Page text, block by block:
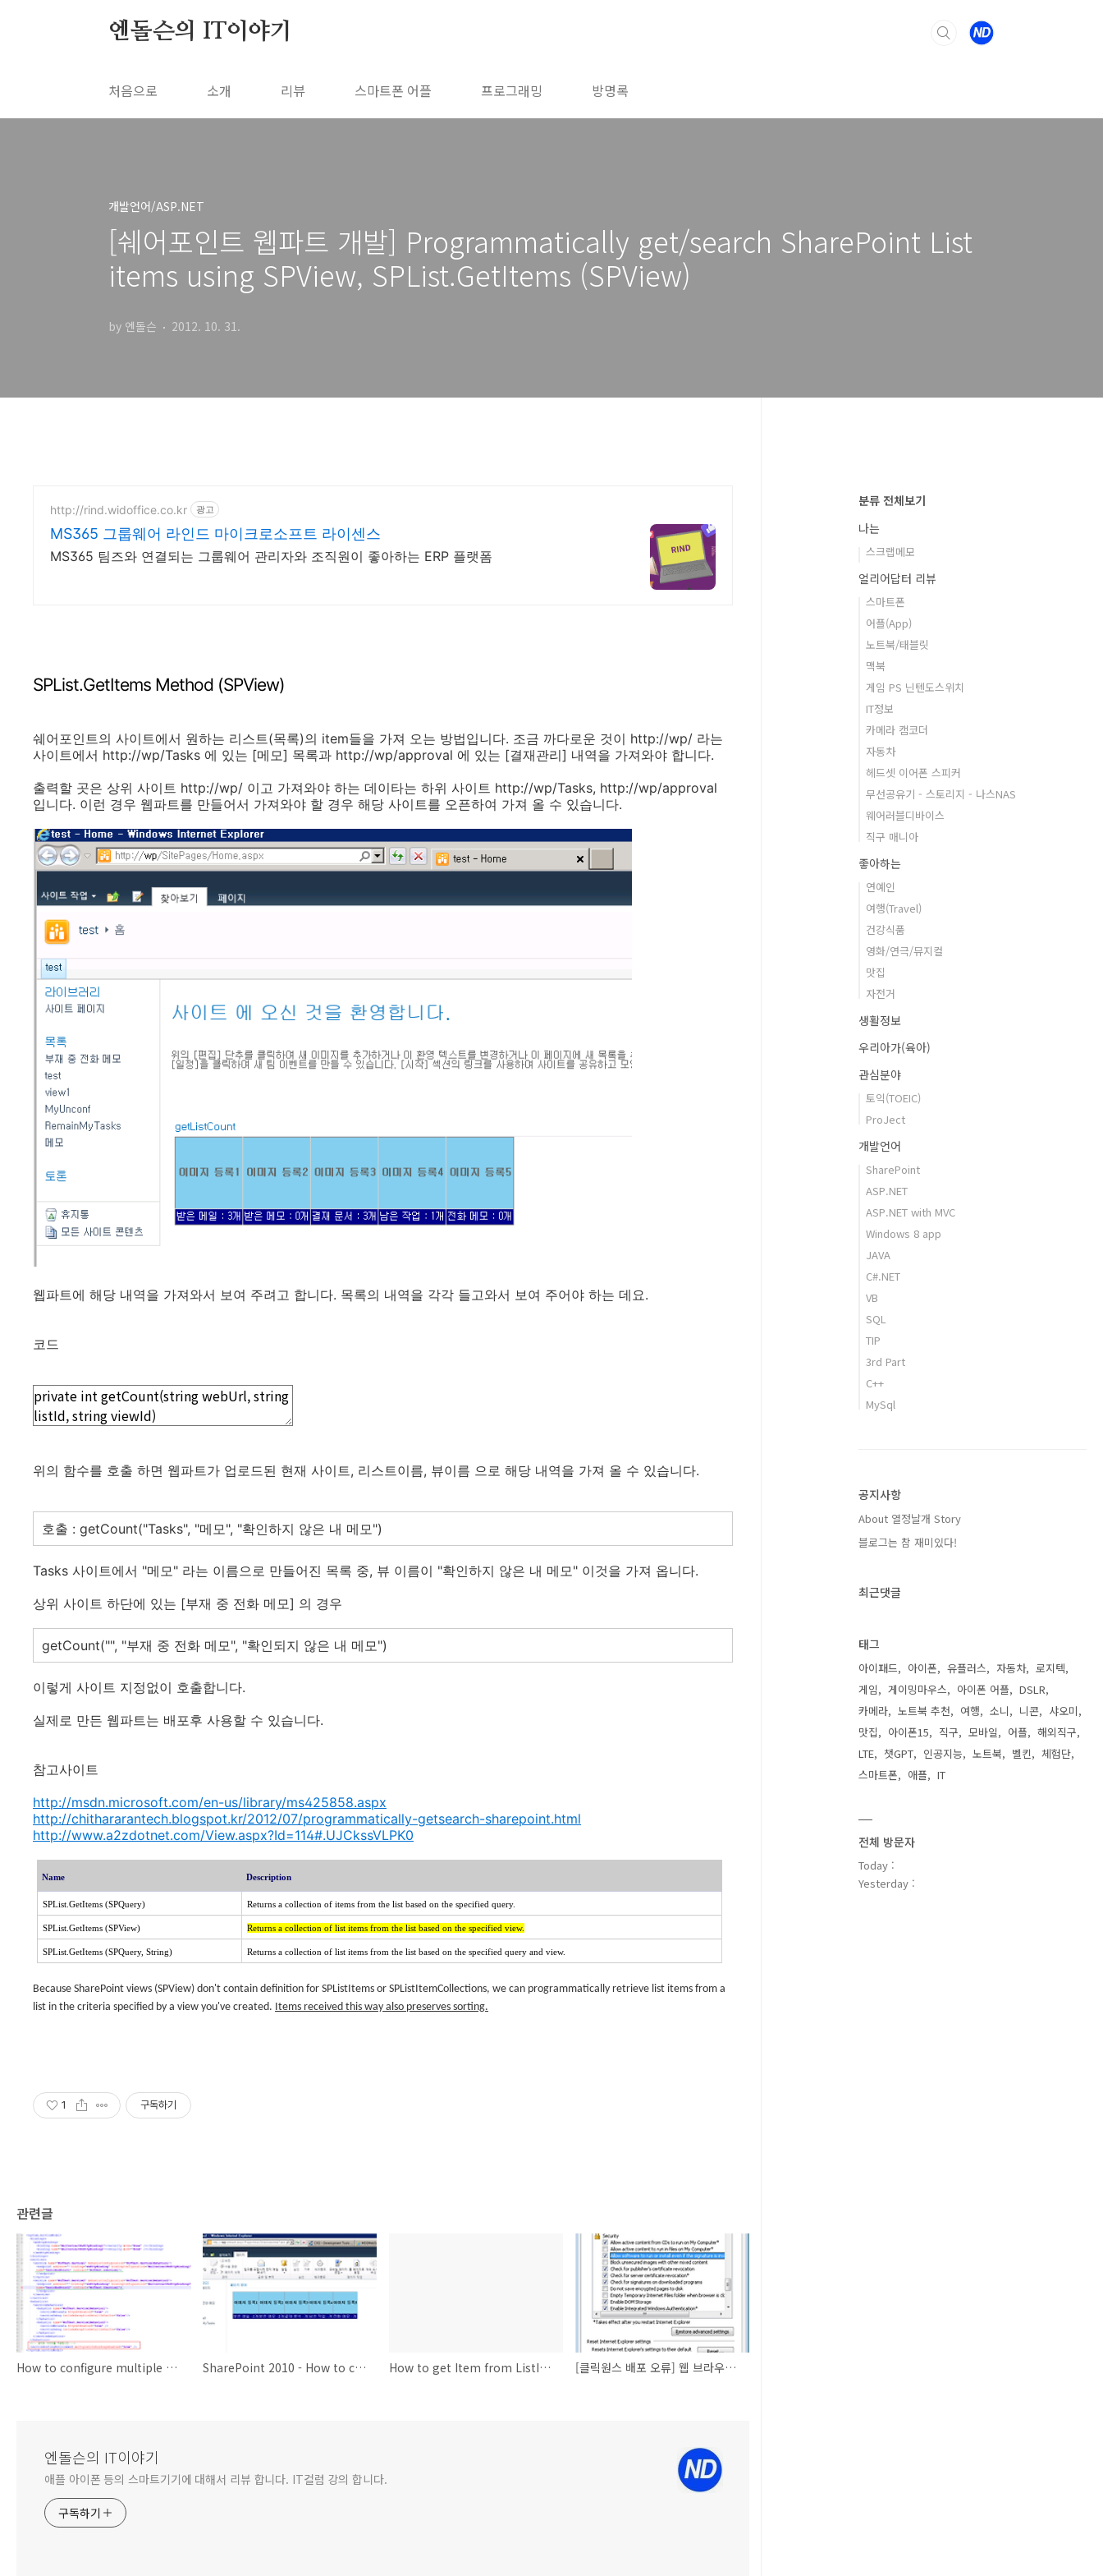
엔돌슨의 IT이야기
처음으로 소개 리뷰 스마트폰 어플 프로그래밍 방명록
개발언어/ASP.NET
[쉐어포인트 웹파트 개발] Programmatically get/search SharePoint List
items using SPView, SPList.GetItems (SPView)
by 엔돌슨 2012. 10. 31.
http://rind.widoffice.co.kr 광고
MS365 그룹웨어 라인드 마이크로소프트 라이센스
MS365 팀즈와 연결되는 그룹웨어 관리자와 조직원이 좋아하는 ERP 플랫폼
SPList.GetItems Method (SPView)
쉐어포인트의 사이트에서 원하는 리스트(목록)의 item들을 가져 오는 방법입니다. 조금 까다로운 것이 http://wp/ 라는
사이트에서 http://wp/Tasks 에 있는 [메모] 목록과 http://wp/approval 에 있는 [결재관리] 내역을 가져와야 합니다.
출력할 곳은 상위 사이트 http://wp/ 이고 가져와야 하는 데이타는 하위 사이트 http://wp/Tasks, http://wp/approval
입니다. 이런 경우 웹파트를 만들어서 가져와야 할 경우 해당 사이트를 오픈하여 가져 올 수 있습니다.
웹파트에 해당 내역을 가져와서 보여 주려고 합니다. 목록의 내역을 각각 들고와서 보여 주어야 하는 데요.
코드
위의 함수를 호출 하면 웹파트가 업로드된 현재 사이트, 리스트이름, 뷰이름 으로 해당 내역을 가져 올 수 있습니다.
호출 : getCount("Tasks", "메모", "확인하지 않은 내 메모")
Tasks 사이트에서 "메모" 라는 이름으로 만들어진 목록 중, 뷰 이름이 "확인하지 않은 내 메모" 이것을 가져 옵니다.
상위 사이트 하단에 있는 [부재 중 전화 메모] 의 경우
getCount("", "부재 중 전화 메모", "확인되지 않은 내 메모")
이렇게 사이트 지정없이 호출합니다.
실제로 만든 웹파트는 배포후 사용할 수 있습니다.
참고사이트
http://msdn.microsoft.com/en-us/library/ms425858.aspx
http://chithararantech.blogspot.kr/2012/07/programmatically-getsearch-sharepoint.html
http://www.a2zdotnet.com/View.aspx?Id=114#.UJCkssVLPK0
Name Description
SPList.GetItems (SPQuery) Returns a collection of items from the list based on the specified query.
SPList.GetItems (SPView) Returns a collection of list items from the list based on the specified view.
SPList.GetItems (SPQuery, String) Returns a collection of list items from the list based on the specified query and view.
Because SharePoint views (SPView) don't contain definition for SPListItems or SPListItemCollections, we can programmatically retrieve list items from a
list in the criteria specified by a view you've created. Items received this way also preserves sorting.
1 구독하기
관련글
How to configure multiple WCF binding configurations for a single scheme SharePoint 2010 - How to consume web services in SandBox solution? How to get Item from ListItem with Client Object model [클릭원스 배포 오류] 웹 브라우저 설정으로 인해 서명되지 않은 응용 프로그램을 실행할 수 없습니다.
엔돌슨의 IT이야기
애플 아이폰 등의 스마트기기에 대해서 리뷰 합니다. IT컬럼 강의 합니다.
구독하기
분류 전체보기
나는
스크랩메모
얼리어답터 리뷰
스마트폰
어플(App)
노트북/태블릿
맥북
게임 PS 닌텐도스위치
IT정보
카메라 캠코더
자동차
헤드셋 이어폰 스피커
무선공유기 - 스토리지 - 나스NAS
웨어러블디바이스
직구 매니아
좋아하는
연예인
여행(Travel)
건강식품
영화/연극/뮤지컬
맛집
자전거
생활정보
우리아가(육아)
관심분야
토익(TOEIC)
ProJect
개발언어
SharePoint
ASP.NET
ASP.NET with MVC
Windows 8 app
JAVA
C#.NET
VB
SQL
TIP
3rd Part
C++
MySql
공지사항
About 열정날개 Story
블로그는 참 재미있다!
최근댓글
태그
아이패드 아이폰 유플러스 자동차
로지텍
게임
게이밍마우스 아이폰 어플
DSLR
카메라
노트북 추천 여행 소니 니콘
샤오미
맛집
아이폰15 직구 모바일 어플
해외직구
LTE
챗GPT 인공지능 노트북 벨킨
체험단
스마트폰
애플 IT
전체 방문자
Today :
Yesterday :